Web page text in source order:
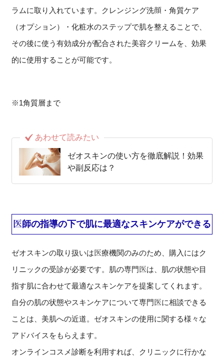
ラムに取り入れています。クレンジング洗顔・角質ケア
（オプション）・化粧水のステップで肌を整えることで、
その後に使う有効成分が配合された美容クリームを、効果
的に使用することが可能です。
※1角質層まで
あわせて読みたい
ゼオスキンの使い方を徹底解説！効果
や副反応は？
医師の指導の下で肌に最適なスキンケアができる
ゼオスキンの取り扱いは医療機関のみのため、購入にはク
リニックの受診が必要です。肌の専門医は、肌の状態や目
指す肌に合わせて最適なスキンケアを提案してくれます。
自分の肌の状態やスキンケアについて専門医に相談できる
ことは、美肌への近道。ゼオスキンの使用に関する様々な
アドバイスをもらえます。
オンラインコスメ診断を利用すれば、クリニックに行かな